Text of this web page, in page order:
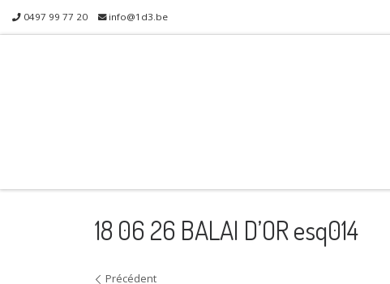
Skip to content
0497 99 77 20 info@1d3.be
18 06 26 BALAI D’OR esq014
Précédent